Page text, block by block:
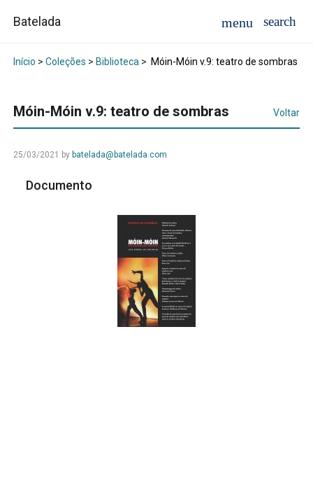
Batelada
Início > Coleções > Biblioteca> Móin-Móin v.9: teatro de sombras
Móin-Móin v.9: teatro de sombras Voltar
25/03/2021 by batelada@batelada.com
Documento